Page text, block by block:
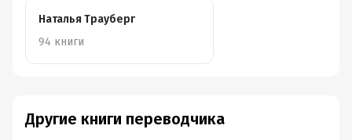
Наталья Трауберг
94 книги
Другие книги переводчика